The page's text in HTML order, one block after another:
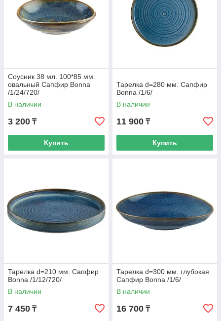
Соусник 38 мл. 100*85 мм.
овальный Сапфир Bonna
/1/24/720/
В наличии
3 200 ₸
Купить
Тарелка d=280 мм. Сапфир
Bonna /1/6/
В наличии
11 900 ₸
Купить
Тарелка d=210 мм. Сапфир
Bonna /1/12/720/
В наличии
7 450 ₸
Тарелка d=300 мм. глубокая
Сапфир Bonna /1/6/
В наличии
16 700 ₸